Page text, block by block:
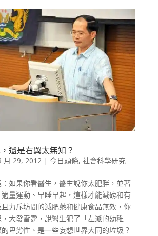
還是右翼太無知？
月 29, 2012| 今日頭條, 社會科學研究
如果你看醫生，醫生說你太肥胖，並著
量運動、早睡早起，這樣才能減磅和有
力斥坊間的減肥藥和健康食品無效，你
大發雷霆，說醫生犯了「左派的幼稚
卑劣性、是一些妄想世界大同的垃圾？